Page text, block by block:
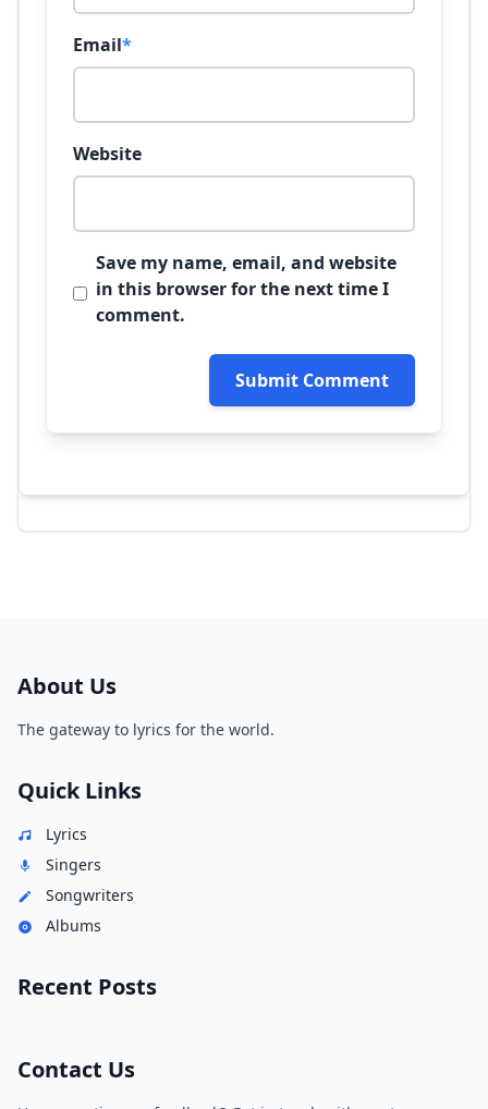
Email*
Website
Save my name, email, and website
in this browser for the next time I
comment.
Submit Comment
About Us
The gateway to lyrics for the world.
Quick Links
Lyrics
Singers
Songwriters
Albums
Recent Posts
Contact Us